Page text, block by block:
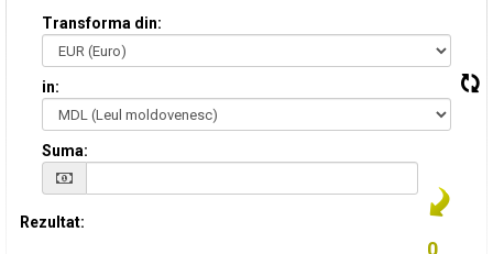
Transforma din:
in:
Suma:
Rezultat: